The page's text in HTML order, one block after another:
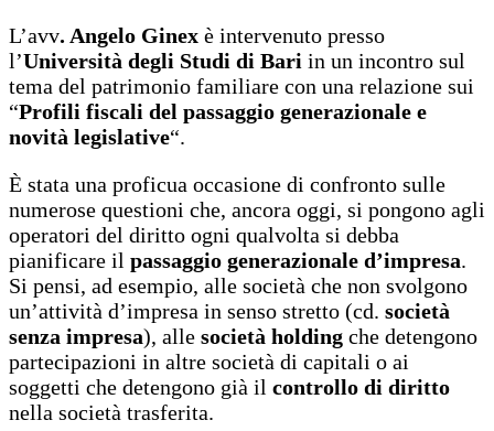
L’avv. Angelo Ginex è intervenuto presso
l’Università degli Studi di Bari in un incontro sul
tema del patrimonio familiare con una relazione sui
“Profili fiscali del passaggio generazionale e
novità legislative“.
È stata una proficua occasione di confronto sulle
numerose questioni che, ancora oggi, si pongono agli
operatori del diritto ogni qualvolta si debba
pianificare il passaggio generazionale d’impresa.
Si pensi, ad esempio, alle società che non svolgono
un’attività d’impresa in senso stretto (cd. società
senza impresa), alle società holding che detengono
partecipazioni in altre società di capitali o ai
soggetti che detengono già il controllo di diritto
nella società trasferita.